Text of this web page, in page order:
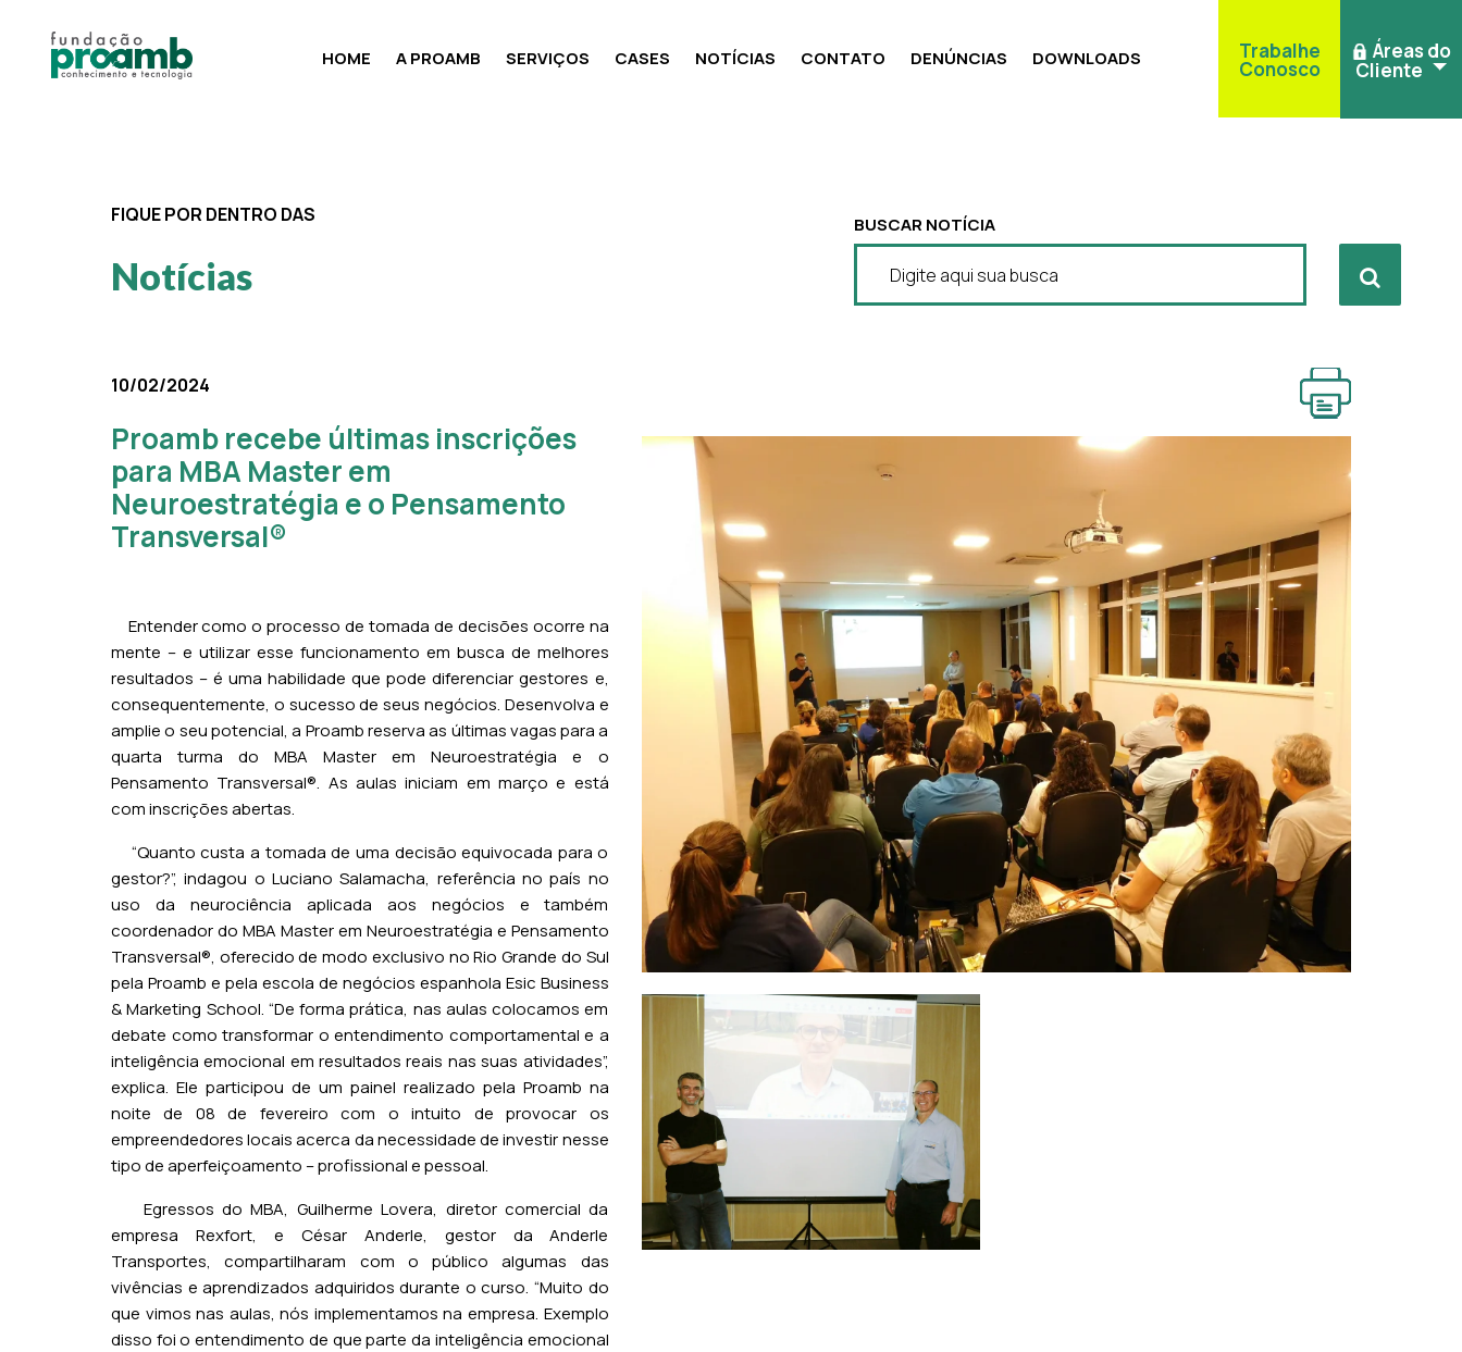
HOME A PROAMB SERVIÇOS CASES NOTÍCIAS CONTATO DENÚNCIAS DOWNLOADS Trabalhe
Conosco
Áreas do
Cliente
FIQUE POR DENTRO DAS
Notícias
BUSCAR NOTÍCIA
10/02/2024
Proamb recebe últimas inscrições
para MBA Master em
Neuroestratégia e o Pensamento
Transversal®
Entender como o processo de tomada de decisões ocorre na
mente – e utilizar esse funcionamento em busca de melhores
resultados – é uma habilidade que pode diferenciar gestores e,
consequentemente, o sucesso de seus negócios. Desenvolva e
amplie o seu potencial, a Proamb reserva as últimas vagas para a
quarta turma do MBA Master em Neuroestratégia e o
Pensamento Transversal®. As aulas iniciam em março e está
com inscrições abertas.
“Quanto custa a tomada de uma decisão equivocada para o
gestor?”, indagou o Luciano Salamacha, referência no país no
uso da neurociência aplicada aos negócios e também
coordenador do MBA Master em Neuroestratégia e Pensamento
Transversal®, oferecido de modo exclusivo no Rio Grande do Sul
pela Proamb e pela escola de negócios espanhola Esic Business
& Marketing School. “De forma prática, nas aulas colocamos em
debate como transformar o entendimento comportamental e a
inteligência emocional em resultados reais nas suas atividades”,
explica. Ele participou de um painel realizado pela Proamb na
noite de 08 de fevereiro com o intuito de provocar os
empreendedores locais acerca da necessidade de investir nesse
tipo de aperfeiçoamento – profissional e pessoal.
Egressos do MBA, Guilherme Lovera, diretor comercial da
empresa Rexfort, e César Anderle, gestor da Anderle
Transportes, compartilharam com o público algumas das
vivências e aprendizados adquiridos durante o curso. “Muito do
que vimos nas aulas, nós implementamos na empresa. Exemplo
disso foi o entendimento de que parte da inteligência emocional